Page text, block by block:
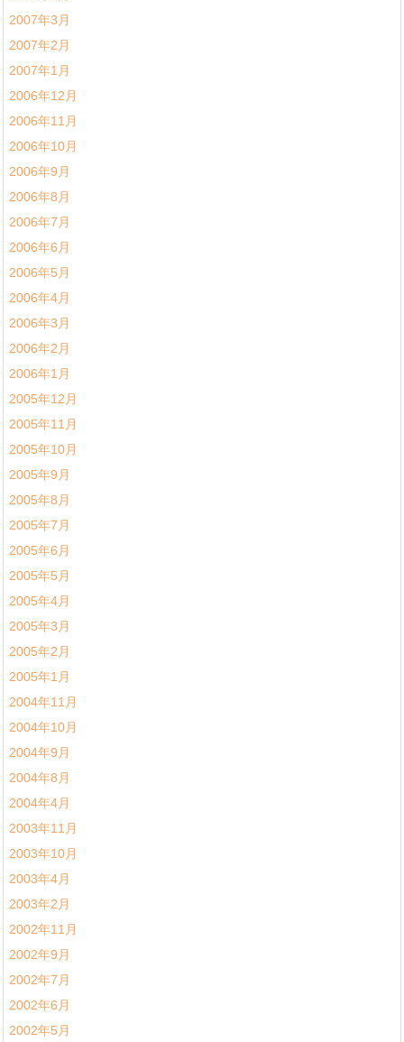
2007年3月
2007年2月
2007年1月
2006年12月
2006年11月
2006年10月
2006年9月
2006年8月
2006年7月
2006年6月
2006年5月
2006年4月
2006年3月
2006年2月
2006年1月
2005年12月
2005年11月
2005年10月
2005年9月
2005年8月
2005年7月
2005年6月
2005年5月
2005年4月
2005年3月
2005年2月
2005年1月
2004年11月
2004年10月
2004年9月
2004年8月
2004年4月
2003年11月
2003年10月
2003年4月
2003年2月
2002年11月
2002年9月
2002年7月
2002年6月
2002年5月